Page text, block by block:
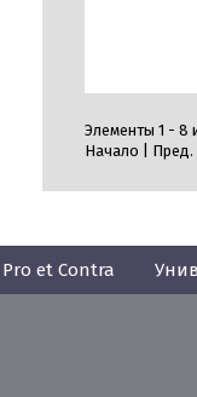
Элементы 1 - 8
Начало |
Pro et Contra